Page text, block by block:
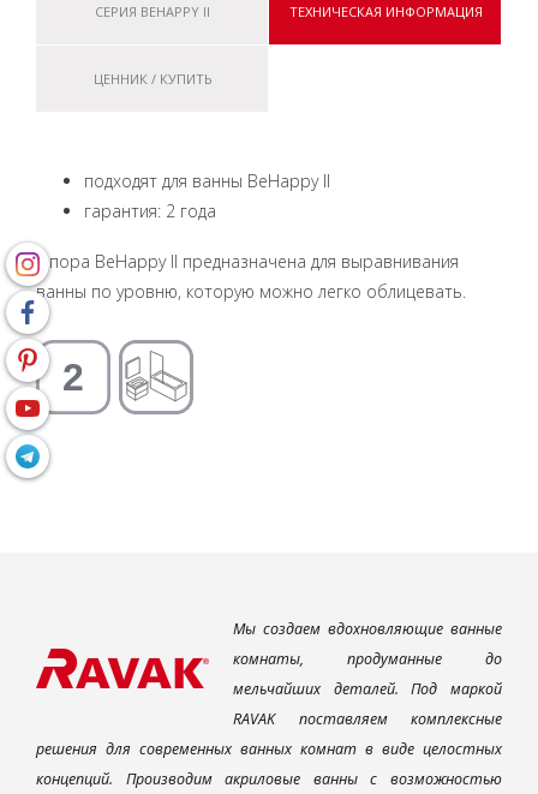
СЕРИЯ BEHAPPY II ТЕХНИЧЕСКАЯ ИНФОРМАЦИЯ
ЦЕННИК / КУПИТЬ
подходят для ванны BeHappy II
гарантия: 2 года
Опора BeHappy II предназначена для выравнивания
ванны по уровню, которую можно легко облицевать.
Мы создаем вдохновляющие ванные
комнаты, продуманные до
мельчайших деталей. Под маркой
RAVAK поставляем комплексные
решения для современных ванных комнат в виде целостных
концепций. Производим акриловые ванны с возможностью